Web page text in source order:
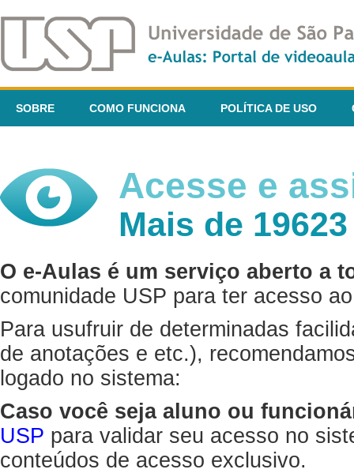
SOBRE COMO FUNCIONA POLÍTICA DE USO
Acesse e
Mais de
O e-Aulas é um serviço aberto a
comunidade USP para ter acesso
Para usufruir de determinadas
de anotações e etc.),
logado no sistema:
Caso você seja aluno ou
USP para validar seu acesso no
conteúdos de acesso exclusivo.